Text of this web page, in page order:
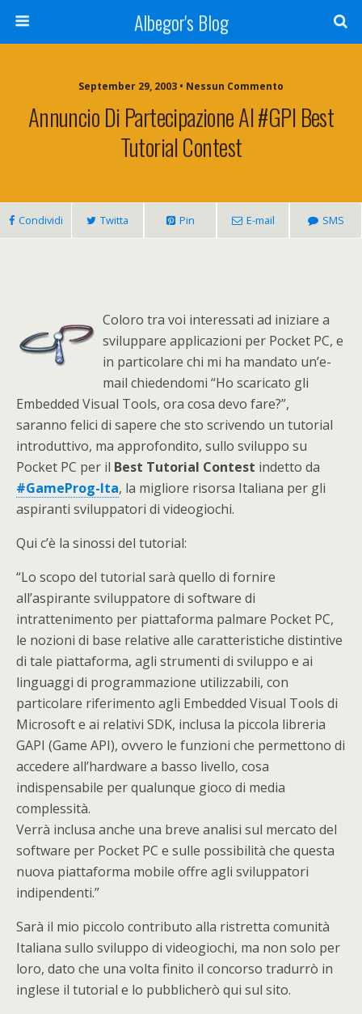
Albegor's Blog
September 29, 2003 • Nessun Commento
Annuncio Di Partecipazione Al #GPI Best
Tutorial Contest
Condividi Twitta Pin E-mail SMS
Coloro tra voi interessati ad iniziare a
sviluppare applicazioni per Pocket PC, e
in particolare chi mi ha mandato un’e-
mail chiedendomi “Ho scaricato gli
Embedded Visual Tools, ora cosa devo fare?”,
saranno felici di sapere che sto scrivendo un tutorial
introduttivo, ma approfondito, sullo sviluppo su
Pocket PC per il Best Tutorial Contest indetto da
#GameProg-Ita, la migliore risorsa Italiana per gli
aspiranti sviluppatori di videogiochi.
Qui c’è la sinossi del tutorial:
“Lo scopo del tutorial sarà quello di fornire
all’aspirante sviluppatore di software di
intrattenimento per piattaforma palmare Pocket PC,
le nozioni di base relative alle caratteristiche distintive
di tale piattaforma, agli strumenti di sviluppo e ai
linguaggi di programmazione utilizzabili, con
particolare riferimento agli Embedded Visual Tools di
Microsoft e ai relativi SDK, inclusa la piccola libreria
GAPI (Game API), ovvero le funzioni che permettono di
accedere all’hardware a basso livello, cosa
indispensabile per qualunque gioco di media
complessità.
Verrà inclusa anche una breve analisi sul mercato del
software per Pocket PC e sulle possibilità che questa
nuova piattaforma mobile offre agli sviluppatori
indipendenti.”
Sarà il mio piccolo contributo alla ristretta comunità
Italiana sullo sviluppo di videogiochi, ma non solo per
loro, dato che una volta finito il concorso tradurrò in
inglese il tutorial e lo pubblicherò qui sul sito.